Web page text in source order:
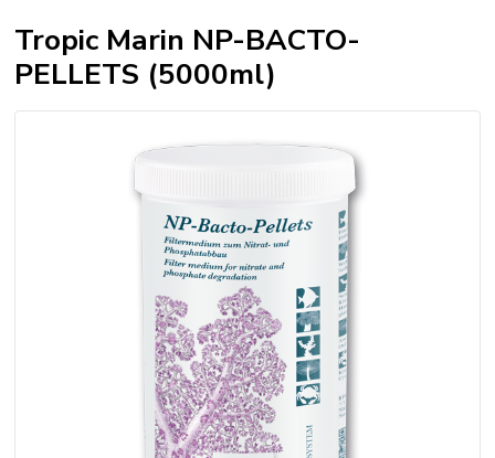
Tropic Marin NP-BACTO-
PELLETS (5000ml)